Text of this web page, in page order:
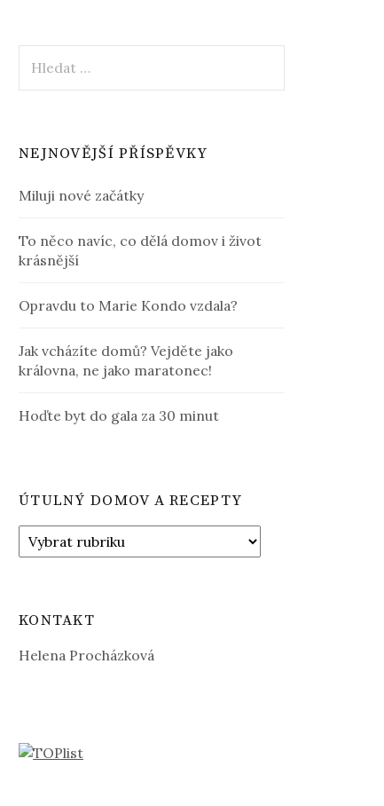
NEJNOVĚJŠÍ PŘÍSPĚVKY
Miluji nové začátky
To něco navíc, co dělá domov i život
krásnější
Opravdu to Marie Kondo vzdala?
Jak vcházíte domů? Vejděte jako
královna, ne jako maratonec!
Hoďte byt do gala za 30 minut
ÚTULNÝ DOMOV A RECEPTY
Útulný
domov
KONTAKT
Helena Procházková